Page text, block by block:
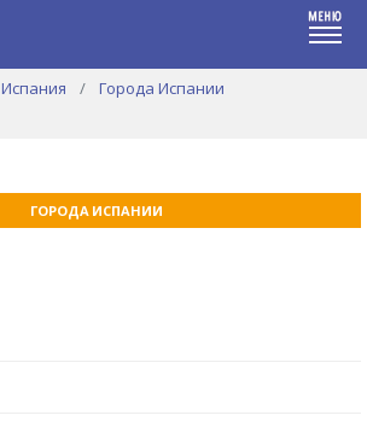
Испания
Города Испании
ГОРОДА ИСПАНИИ